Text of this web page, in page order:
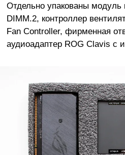
Отдельно упакованы модуль
DIMM.2, контроллер
Fan Controller, фирменная
аудиоадаптер ROG Clavis с